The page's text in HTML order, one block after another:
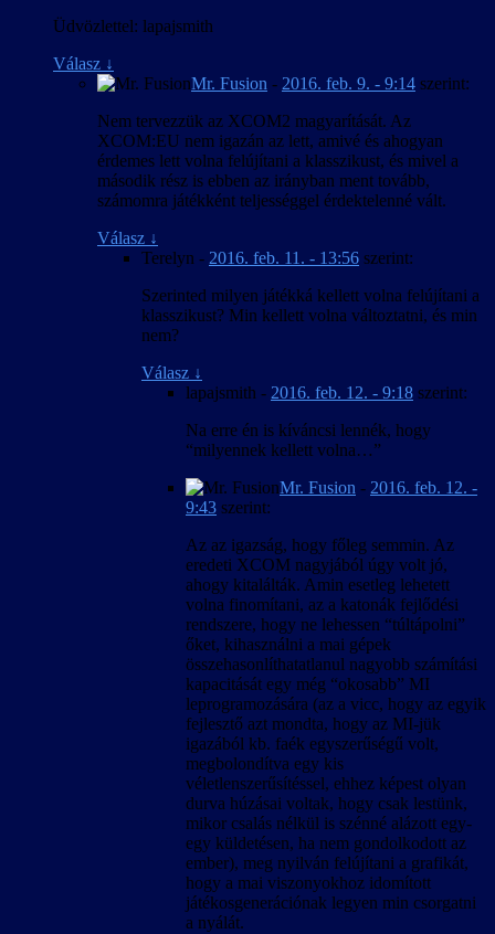
Üdvözlettel: lapajsmith
Válasz ↓
Mr. Fusion - 2016. feb. 9. - 9:14 szerint:
Nem tervezzük az XCOM2 magyarítását. Az
XCOM:EU nem igazán az lett, amivé és ahogyan
érdemes lett volna felújítani a klasszikust, és mivel a
második rész is ebben az irányban ment tovább,
számomra játékként teljességgel érdektelenné vált.
Válasz ↓
Terelyn - 2016. feb. 11. - 13:56 szerint:
Szerinted milyen játékká kellett volna felújítani a
klasszikust? Min kellett volna változtatni, és min
nem?
Válasz ↓
lapajsmith - 2016. feb. 12. - 9:18 szerint:
Na erre én is kíváncsi lennék, hogy
“milyennek kellett volna…”
Mr. Fusion - 2016. feb. 12. -
9:43 szerint:
Az az igazság, hogy főleg semmin. Az
eredeti XCOM nagyjából úgy volt jó,
ahogy kitalálták. Amin esetleg lehetett
volna finomítani, az a katonák fejlődési
rendszere, hogy ne lehessen “túltápolni”
őket, kihasználni a mai gépek
összehasonlíthatatlanul nagyobb számítási
kapacitását egy még “okosabb” MI
leprogramozására (az a vicc, hogy az egyik
fejlesztő azt mondta, hogy az MI-jük
igazából kb. faék egyszerűségű volt,
megbolondítva egy kis
véletlenszerűsítéssel, ehhez képest olyan
durva húzásai voltak, hogy csak lestünk,
mikor csalás nélkül is szénné alázott egy-
egy küldetésen, ha nem gondolkodott az
ember), meg nyilván felújítani a grafikát,
hogy a mai viszonyokhoz idomított
játékosgenerációnak legyen min csorgatni
a nyálát.